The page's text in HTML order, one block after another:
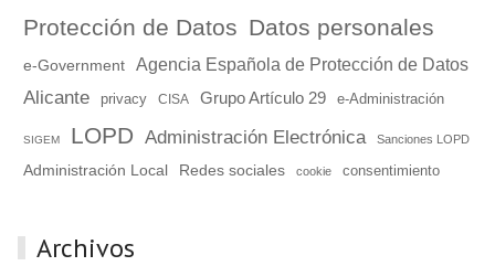
Protección de Datos Datos personales
e-Government Agencia Española de Protección de Datos
Alicante privacy CISA Grupo Artículo 29 e-Administración
SIGEM LOPD Administración Electrónica Sanciones LOPD
Administración Local Redes sociales cookie consentimiento
Archivos